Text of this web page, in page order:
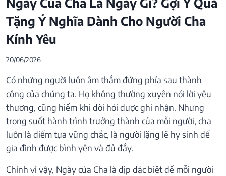
Tặng Ý Nghĩa Dành Cho Người Cha
Kính Yêu
20/06/2026
Có những người luôn âm thầm đứng phía sau thành
công của chúng ta. Họ không thường xuyên nói lời yêu
thương, cũng hiếm khi đòi hỏi được ghi nhận. Nhưng
trong suốt hành trình trưởng thành của mỗi người, cha
luôn là điểm tựa vững chắc, là người lặng lẽ hy sinh để
gia đình được bình yên và đủ đầy.
Chính vì vậy, Ngày của Cha là dịp đặc biệt để mỗi người